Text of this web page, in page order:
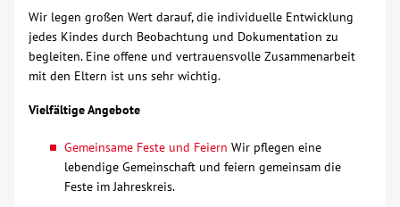
Suche
Kontakt
Wir legen großen Wert darauf, die individuelle Entwicklung
jedes Kindes durch Beobachtung und Dokumentation zu
begleiten. Eine offene und vertrauensvolle Zusammenarbeit
mit den Eltern ist uns sehr wichtig.
Vielfältige Angebote
Gemeinsame Feste und Feiern Wir pflegen eine
lebendige Gemeinschaft und feiern gemeinsam die
Feste im Jahreskreis.